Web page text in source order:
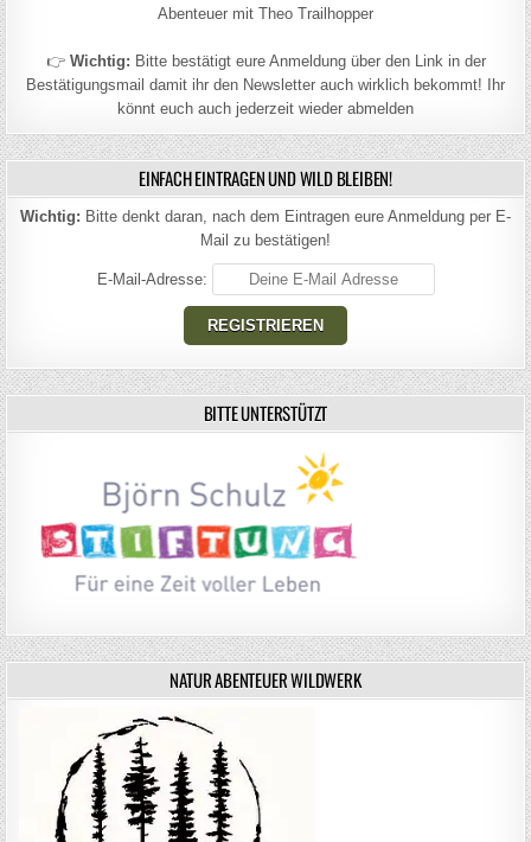
Abenteuer mit Theo Trailhopper
👉 Wichtig: Bitte bestätigt eure Anmeldung über den Link in der
Bestätigungsmail damit ihr den Newsletter auch wirklich bekommt! Ihr
könnt euch auch jederzeit wieder abmelden
EINFACH EINTRAGEN UND WILD BLEIBEN!
Wichtig: Bitte denkt daran, nach dem Eintragen eure Anmeldung per E-
Mail zu bestätigen!
E-Mail-Adresse:
BITTE UNTERSTÜTZT
NATUR ABENTEUER WILDWERK